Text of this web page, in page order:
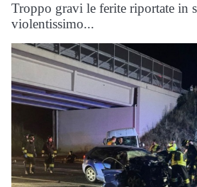
Troppo gravi le ferite riportate in
violentissimo...